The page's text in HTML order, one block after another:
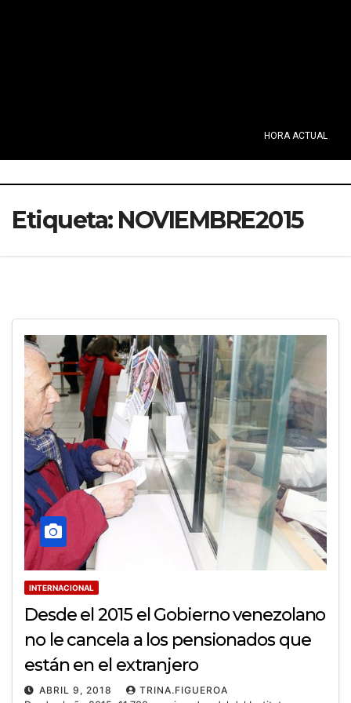
HORA ACTUAL
Etiqueta: NOVIEMBRE2015
INTERNACIONAL
Desde el 2015 el Gobierno venezolano
no le cancela a los pensionados que
están en el extranjero
ABRIL 9, 2018
TRINA.FIGUEROA